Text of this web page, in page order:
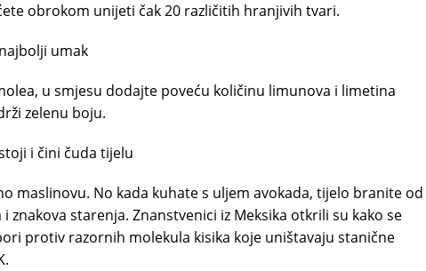
obrokom unijeti čak 20 različitih hranjivih tvari.
umak
u smjesu dodajte poveću količinu limunova i limetina
zelenu boju.
i čini čuda tijelu
maslinovu. No kada kuhate s uljem avokada, tijelo branite od
znakova starenja. Znanstvenici iz Meksika otkrili su kako se
protiv razornih molekula kisika koje uništavaju stanične